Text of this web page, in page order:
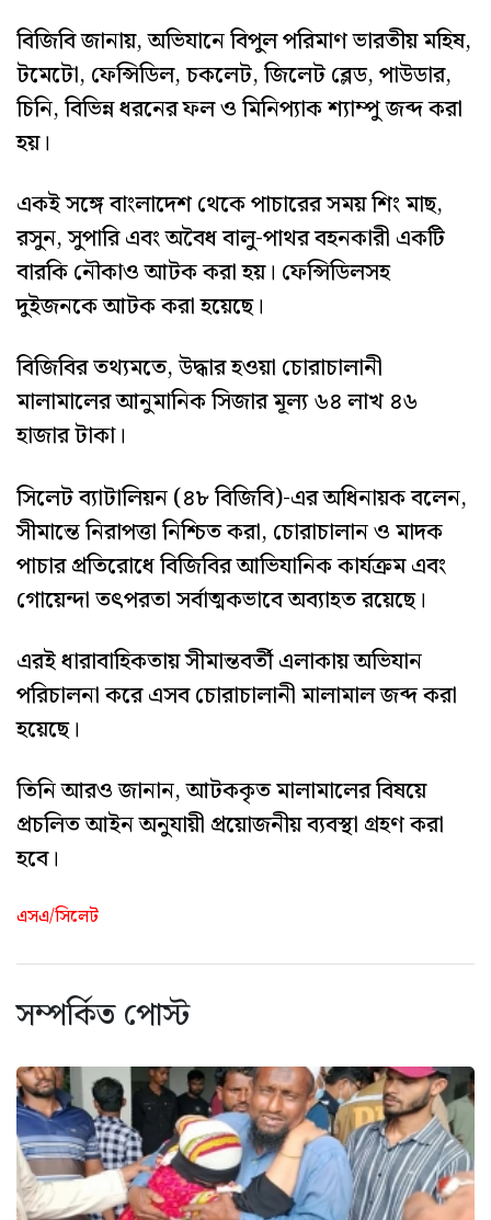
বিজিবি জানায়, অভিযানে বিপুল পরিমাণ ভারতীয় মহিষ,
টমেটো, ফেন্সিডিল, চকলেট, জিলেট ব্লেড, পাউডার,
চিনি, বিভিন্ন ধরনের ফল ও মিনিপ্যাক শ্যাম্পু জব্দ করা
হয়।
একই সঙ্গে বাংলাদেশ থেকে পাচারের সময় শিং মাছ,
রসুন, সুপারি এবং অবৈধ বালু-পাথর বহনকারী একটি
বারকি নৌকাও আটক করা হয়। ফেন্সিডিলসহ
দুইজনকে আটক করা হয়েছে।
বিজিবির তথ্যমতে, উদ্ধার হওয়া চোরাচালানী
মালামালের আনুমানিক সিজার মূল্য ৬৪ লাখ ৪৬
হাজার টাকা।
সিলেট ব্যাটালিয়ন (৪৮ বিজিবি)-এর অধিনায়ক বলেন,
সীমান্তে নিরাপত্তা নিশ্চিত করা, চোরাচালান ও মাদক
পাচার প্রতিরোধে বিজিবির আভিযানিক কার্যক্রম এবং
গোয়েন্দা তৎপরতা সর্বাত্মকভাবে অব্যাহত রয়েছে।
এরই ধারাবাহিকতায় সীমান্তবর্তী এলাকায় অভিযান
পরিচালনা করে এসব চোরাচালানী মালামাল জব্দ করা
হয়েছে।
তিনি আরও জানান, আটককৃত মালামালের বিষয়ে
প্রচলিত আইন অনুযায়ী প্রয়োজনীয় ব্যবস্থা গ্রহণ করা
হবে।
এসএ/সিলেট
সম্পর্কিত পোস্ট